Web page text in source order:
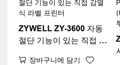
ZYWELL ZY-3600 자동
절단 기능이 있는 직접 감
장바구니에 담기